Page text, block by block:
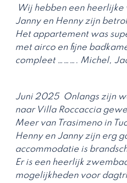
Wij hebben een heerlijke
Janny en Henny zijn
Het appartement was
met airco en fijne
compleet ………. Michel,
Juni 2025 Onlangs zijn
naar Villa Roccaccia
Meer van Trasimeno in
Henny en Janny zijn erg
accommodatie is
Er is een heerlijk
mogelijkheden voor